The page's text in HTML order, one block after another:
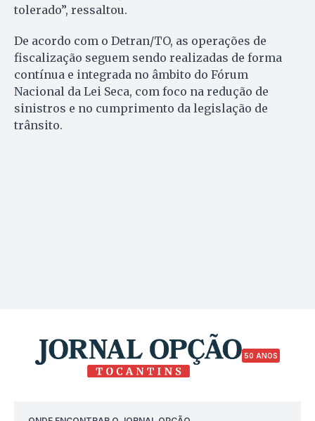
tolerado”, ressaltou.
De acordo com o Detran/TO, as operações de
fiscalização seguem sendo realizadas de forma
contínua e integrada no âmbito do Fórum
Nacional da Lei Seca, com foco na redução de
sinistros e no cumprimento da legislação de
trânsito.
50 ANOS